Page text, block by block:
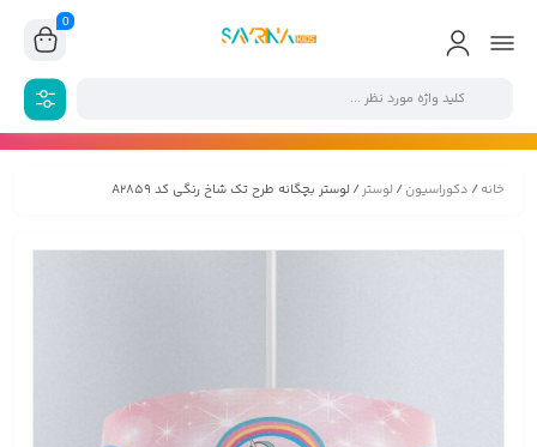
0
خانه/ دکوراسیون/ لوستر/ لوستر بچگانه طرح تک شاخ رنگی کد A2859